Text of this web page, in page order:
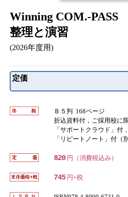
Winning COM.-
整理と演習
(2026年度用)
定価
Ｂ５判 168ページ
折込資料付，ご採用校に
「サポートクラウド」付
「リピートノート」付（
820 円（消費税込み）
745円+税